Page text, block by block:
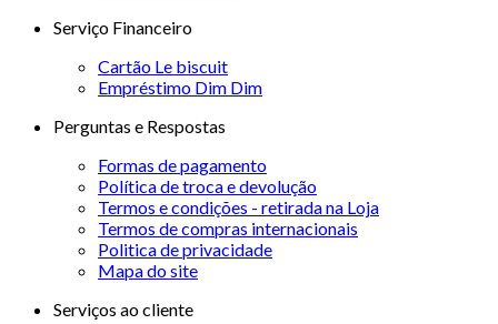
Serviço Financeiro
Cartão Le biscuit
Empréstimo Dim Dim
Perguntas e Respostas
Formas de pagamento
Política de troca e devolução
Termos e condições - retirada na Loja
Termos de compras internacionais
Politica de privacidade
Mapa do site
Serviços ao cliente